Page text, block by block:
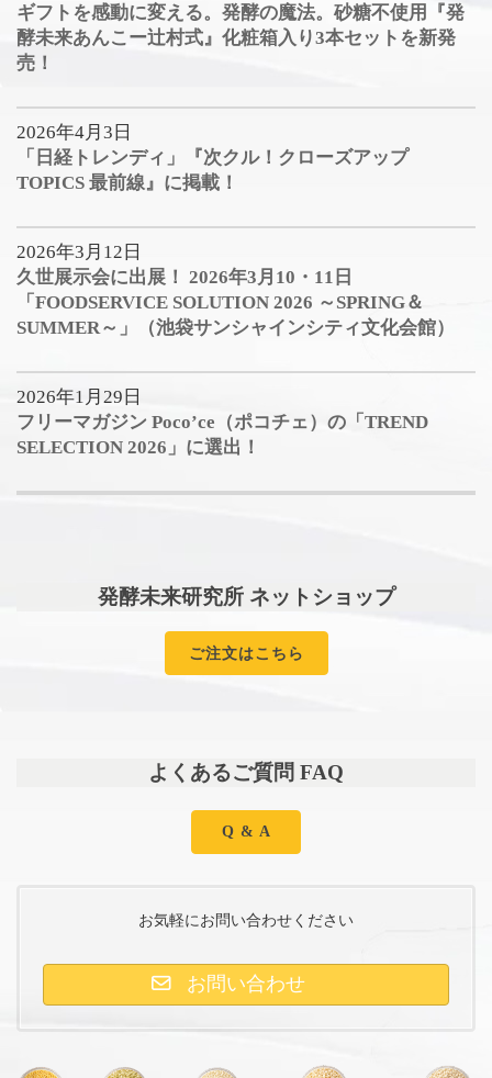
ギフトを感動に変える。発酵の魔法。砂糖不使用『発
酵未来あんこー辻村式』化粧箱入り3本セットを新発
売！
2026年4月3日
「日経トレンディ」『次クル！クローズアップ
TOPICS 最前線』に掲載！
2026年3月12日
久世展示会に出展！ 2026年3月10・11日
「FOODSERVICE SOLUTION 2026 ～SPRING＆
SUMMER～」（池袋サンシャインシティ文化会館）
2026年1月29日
フリーマガジン Poco’ce（ポコチェ）の「TREND
SELECTION 2026」に選出！
発酵未来研究所 ネットショップ
ご注文はこちら
よくあるご質問 FAQ
Q & A
お気軽にお問い合わせください
お問い合わせ